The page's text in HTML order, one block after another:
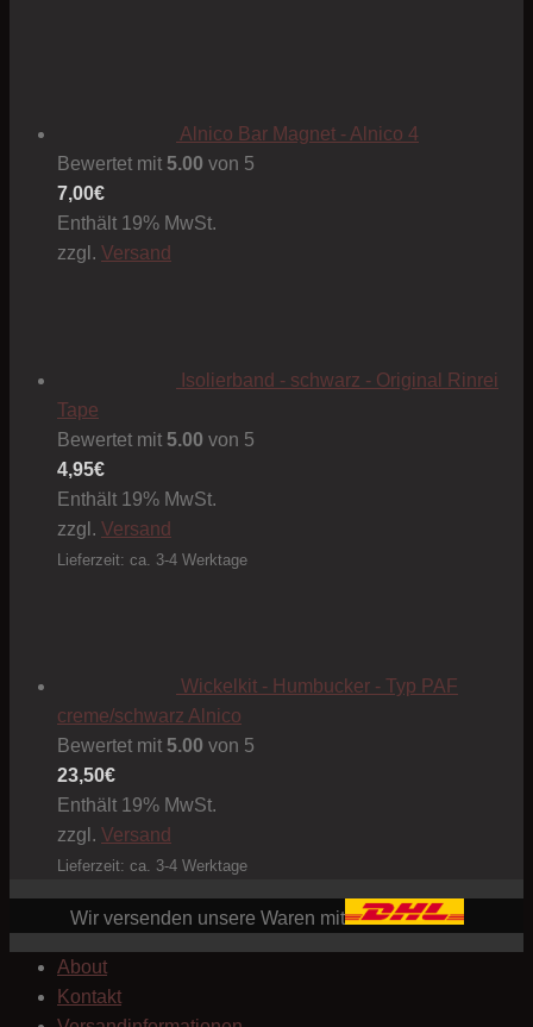
Alnico Bar Magnet - Alnico 4
Bewertet mit 5.00 von 5
7,00€
Enthält 19% MwSt.
zzgl. Versand
Isolierband - schwarz - Original Rinrei
Tape
Bewertet mit 5.00 von 5
4,95€
Enthält 19% MwSt.
zzgl. Versand
Lieferzeit: ca. 3-4 Werktage
Wickelkit - Humbucker - Typ PAF
creme/schwarz Alnico
Bewertet mit 5.00 von 5
23,50€
Enthält 19% MwSt.
zzgl. Versand
Lieferzeit: ca. 3-4 Werktage
Wir versenden unsere Waren mit
About
Kontakt